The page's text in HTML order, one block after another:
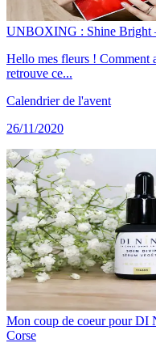
UNBOXING : Shine Bright
Hello mes fleurs ! Comment
retrouve ce...
Calendrier de l'avent
26/11/2020
Mon coup de coeur pour DI
Corse